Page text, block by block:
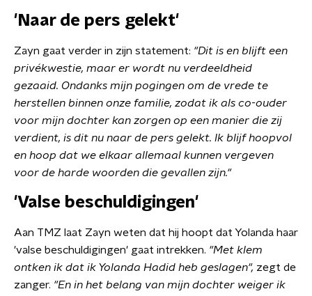
'Naar de pers gelekt'
Zayn gaat verder in zijn statement: "Dit is en blijft een
privékwestie, maar er wordt nu verdeeldheid
gezaaid. Ondanks mijn pogingen om de vrede te
herstellen binnen onze familie, zodat ik als co-ouder
voor mijn dochter kan zorgen op een manier die zij
verdient, is dit nu naar de pers gelekt. Ik blijf hoopvol
en hoop dat we elkaar allemaal kunnen vergeven
voor de harde woorden die gevallen zijn."
'Valse beschuldigingen'
Aan TMZ laat Zayn weten dat hij hoopt dat Yolanda haar
'valse beschuldigingen' gaat intrekken. "Met klem
ontken ik dat ik Yolanda Hadid heb geslagen", zegt de
zanger. "En in het belang van mijn dochter weiger ik